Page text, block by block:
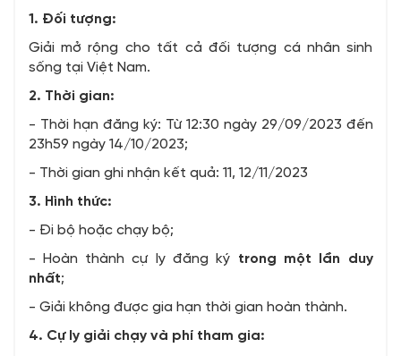
1. Đối tượng:
Giải mở rộng cho tất cả đối tượng cá nhân sinh
sống tại Việt Nam.
2. Thời gian:
- Thời hạn đăng ký: Từ 12:30 ngày 29/09/2023 đến
23h59 ngày 14/10/2023;
- Thời gian ghi nhận kết quả: 11, 12/11/2023
3. Hình thức:
- Đi bộ hoặc chạy bộ;
- Hoàn thành cự ly đăng ký trong một lần duy
nhất;
- Giải không được gia hạn thời gian hoàn thành.
4. Cự ly giải chạy và phí tham gia: